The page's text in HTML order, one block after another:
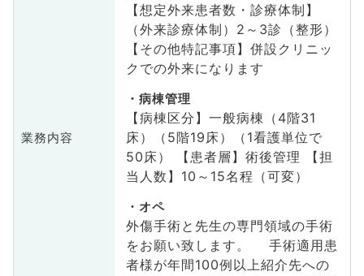
業務内容
【想定外来患者数・診療体制】
（外来診療体制）2～3診（整形）
【その他特記事項】併設クリニッ
クでの外来になります
病棟管理
【病棟区分】一般病棟（4階31
床）（5階19床）（1看護単位で
50床） 【患者層】術後管理 【担
当人数】10～15名程（可変）
オペ
外傷手術と先生の専門領域の手術
をお願い致します。 手術適用患
者様が年間100例以上紹介先への